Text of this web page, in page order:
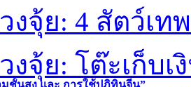
ชั้นสูง และ การใช้ปฏิทินจีน”
จุ้ย: 4 สัตว์เทพ
จุ้ย: โต๊ะเก็บเ